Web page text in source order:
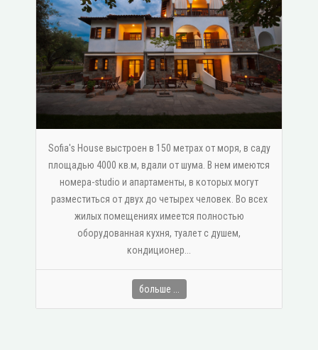
Sofia's House выстроен в 150 метрах от моря, в саду
площадью 4000 кв.м, вдали от шума. В нем имеются
номера-studio и апартаменты, в которых могут
разместиться от двух до четырех человек. Во всех
жилых помещениях имеется полностью
оборудованная кухня, туалет с душем,
κондиционер...
больше ...